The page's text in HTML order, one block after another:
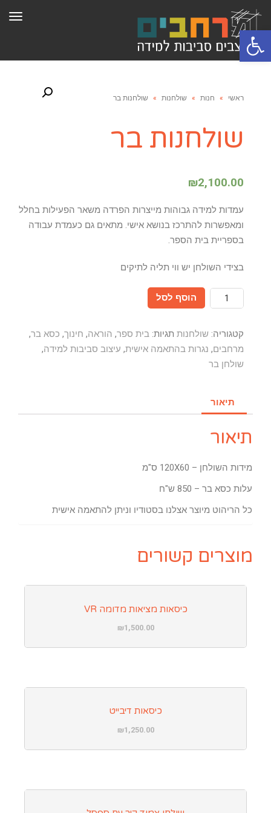
ראשי » חנות » שולחנות » שולחנות בר
שולחנות בר
₪2,100.00
עמדות למידה גבוהות מייצרות הפרדה משאר הפעילות בחלל
ומאפשרות להתרכז בנושא אישי. מתאים גם כעמדת עבודה
בספריית בית הספר.
בצידי השולחן יש ווי תליה לתיקים
כמות הוסף לסל
קטגוריה: שולחנות תגיות: בית ספר, הוראה, חינוך, כסא בר,
מרחבים, נגרות בהתאמה אישית, עיצוב סביבות למידה,
שולחן בר
תיאור
תיאור
מידות השולחן – 120X60 ס"מ
עלות כסא בר – 850 ש"ח
כל הריהוט מיוצר אצלנו בסטודיו וניתן להתאמה אישית
מוצרים קשורים
כיסאות מציאות מדומה VR
₪1,500.00
כיסאות דיבייט
₪1,250.00
פתח סרגל נגישות